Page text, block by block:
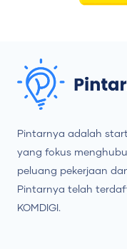
Pintarnya adalah
yang fokus
peluang pekerjaan
Pintarnya telah
KOMDIGI.